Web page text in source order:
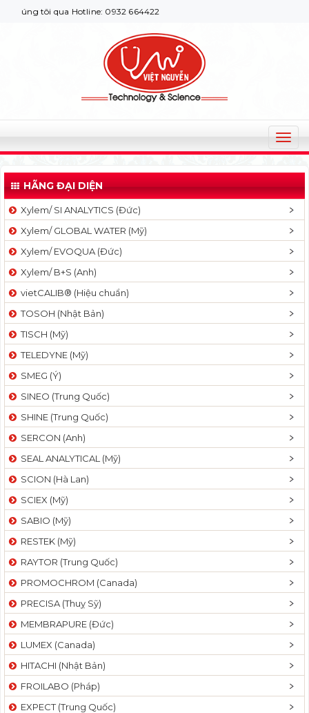
tôi qua Hotline: 0932 664422
T
o
g
l
v
a
t
n
HÃNG ĐẠI DIỆN
Xylem/ SI ANALYTICS (Đức)
Xylem/ GLOBAL WATER (Mỹ)
Xylem/ EVOQUA (Đức)
Xylem/ B+S (Anh)
vietCALIB® (Hiệu chuẩn)
TOSOH (Nhật Bản)
TISCH (Mỹ)
TELEDYNE (Mỹ)
SMEG (Ý)
SINEO (Trung Quốc)
SHINE (Trung Quốc)
SERCON (Anh)
SEAL ANALYTICAL (Mỹ)
SCION (Hà Lan)
SCIEX (Mỹ)
SABIO (Mỹ)
RESTEK (Mỹ)
RAYTOR (Trung Quốc)
PROMOCHROM (Canada)
PRECISA (Thuỵ Sỹ)
MEMBRAPURE (Đức)
LUMEX (Canada)
HITACHI (Nhật Bản)
FROILABO (Pháp)
EXPECT (Trung Quốc)